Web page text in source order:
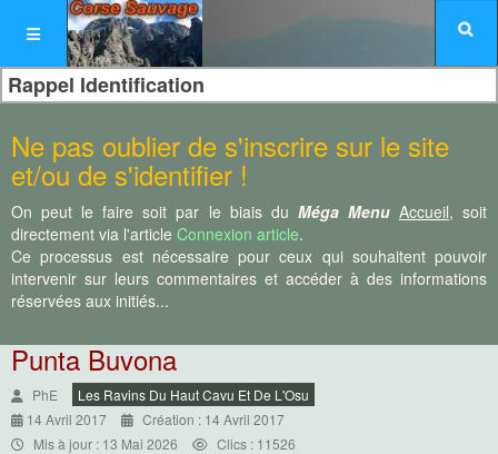
Rappel Identification
Ne pas oublier de s'inscrire sur le site
et/ou de s'identifier !
On peut le faire soit par le biais du Méga Menu Accueil, soit
directement via l'article Connexion article.
Ce processus est nécessaire pour ceux qui souhaitent pouvoir
intervenir sur leurs commentaires et accéder à des informations
réservées aux initiés...
Punta Buvona
PhE
Les Ravins Du Haut Cavu Et De L'Osu
14 Avril 2017
Création : 14 Avril 2017
Mis à jour : 13 Mai 2026
Clics : 11526